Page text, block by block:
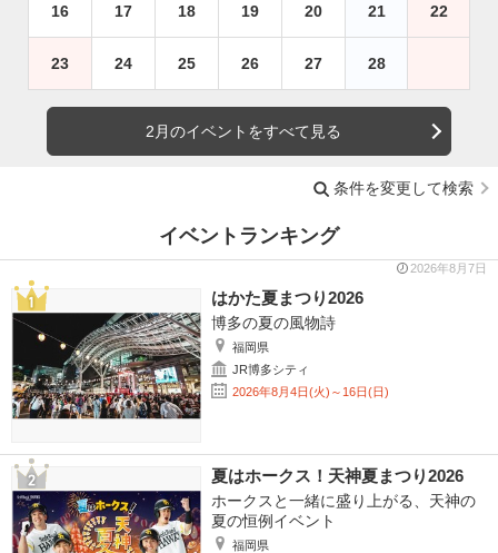
16 17 18 19 20 21 22
23 24 25 26 27 28
2月のイベントをすべて見る
条件を変更して検索
イベントランキング
2026年8月7日
はかた夏まつり2026
博多の夏の風物詩
福岡県
JR博多シティ
2026年8月4日(火)～16日(日)
夏はホークス！天神夏まつり2026
ホークスと一緒に盛り上がる、天神の
夏の恒例イベント
福岡県